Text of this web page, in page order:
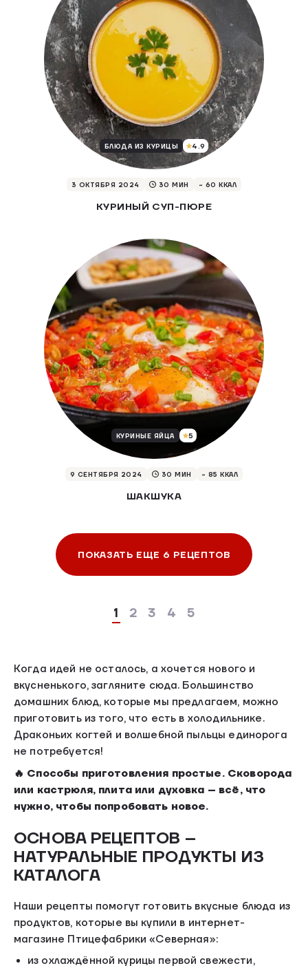
БЛЮДА ИЗ КУРИЦЫ 4.9
3 ОКТЯБРЯ 2024 30 МИН ~ 60 ККАЛ
КУРИНЫЙ СУП-ПЮРЕ
КУРИНЫЕ ЯЙЦА 5
9 СЕНТЯБРЯ 2024 30 МИН ~ 85 ККАЛ
ШАКШУКА
ПОКАЗАТЬ ЕЩЕ 6 РЕЦЕПТОВ
1 2 3 4 5
Когда идей не осталось, а хочется нового и
вкусненького, загляните сюда. Большинство
домашних блюд, которые мы предлагаем, можно
приготовить из того, что есть в холодильнике.
Драконьих когтей и волшебной пыльцы единорога
не потребуется!
🔥 Способы приготовления простые. Сковорода
или кастрюля, плита или духовка – всё, что
нужно, чтобы попробовать новое.
ОСНОВА РЕЦЕПТОВ –
НАТУРАЛЬНЫЕ ПРОДУКТЫ ИЗ
КАТАЛОГА
Наши рецепты помогут готовить вкусные блюда из
продуктов, которые вы купили в интернет-
магазине Птицефабрики «Северная»:
из охлаждённой курицы первой свежести,